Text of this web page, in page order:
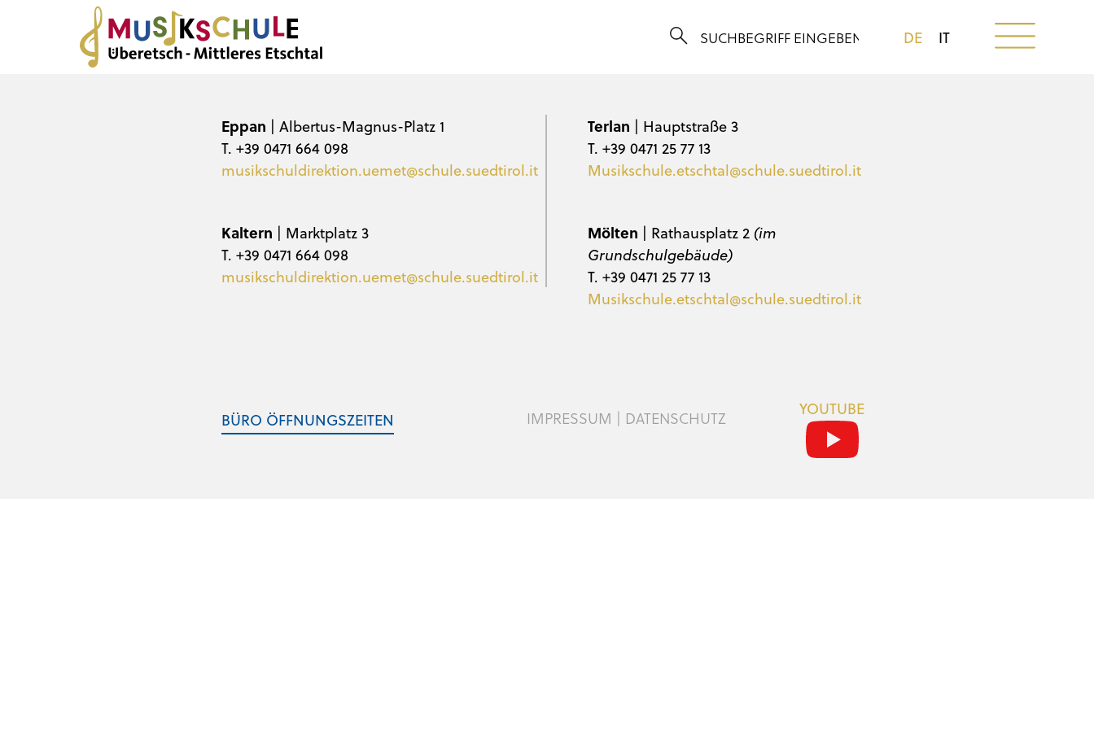
DE IT
Eppan | Albertus-Magnus-Platz 1
T. +39 0471 664 098
musikschuldirektion.uemet@schule.suedtirol.it
Kaltern | Marktplatz 3
T. +39 0471 664 098
musikschuldirektion.uemet@schule.suedtirol.it
Terlan | Hauptstraße 3
T. +39 0471 25 77 13
Musikschule.etschtal@schule.suedtirol.it
Mölten | Rathausplatz 2 (im
Grundschulgebäude)
T. +39 0471 25 77 13
Musikschule.etschtal@schule.suedtirol.it
BÜRO ÖFFNUNGSZEITEN
YOUTUBE
IMPRESSUM | DATENSCHUTZ